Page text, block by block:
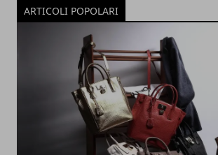
ARTICOLI POPOLARI